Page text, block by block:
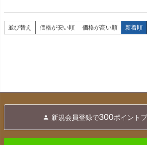
並び替え 価格が安い順 価格が高い順 新着順
新規会員登録で300ポイント